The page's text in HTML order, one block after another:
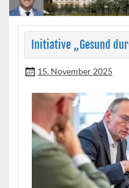
Initiative „Gesund
15. November 2025